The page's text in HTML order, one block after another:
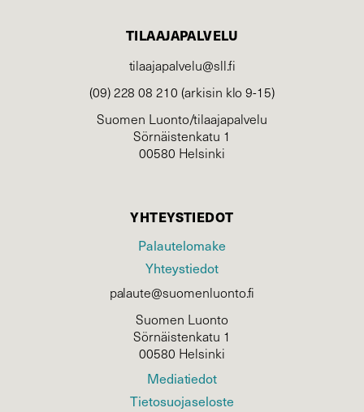
TILAAJAPALVELU
tilaajapalvelu@sll.fi
(09) 228 08 210 (arkisin klo 9-15)
Suomen Luonto/tilaajapalvelu
Sörnäistenkatu 1
00580 Helsinki
YHTEYSTIEDOT
Palautelomake
Yhteystiedot
palaute@suomenluonto.fi
Suomen Luonto
Sörnäistenkatu 1
00580 Helsinki
Mediatiedot
Tietosuojaseloste